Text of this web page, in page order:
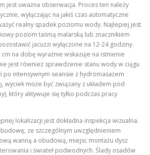
jest uważna obserwacja. Proces ten należy
wyłączając na jakiś czas automatyczne
realny spadek poziomu wody. Najlepiej jest
poziom taśmą malarską lub znacznikiem
jacuzzi wyłączone na 12-24 godziny.
cm na dobę wyraźnie wskazuje na istnienie
jest również sprawdzenie stanu wody w ciągu
po intensywnym seansie z hydromasażem
wyciek może być związany z układem pod
który aktywuje się tylko podczas pracy
lokalizacji jest dokładna inspekcja wizualna.
ze szczególnym uwzględnieniem
wanną a obudową, miejsc montażu dysz
i świateł podwodnych. Ślady osadów